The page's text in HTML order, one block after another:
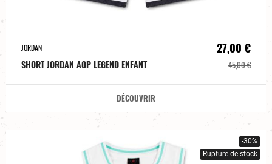
JORDAN
SHORT JORDAN AOP LEGEND ENFANT
27,00 €
45,00 €
DÉCOUVRIR
-30%
Rupture de stock